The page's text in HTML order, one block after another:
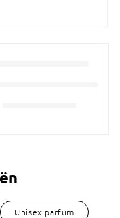
Unisex parfum